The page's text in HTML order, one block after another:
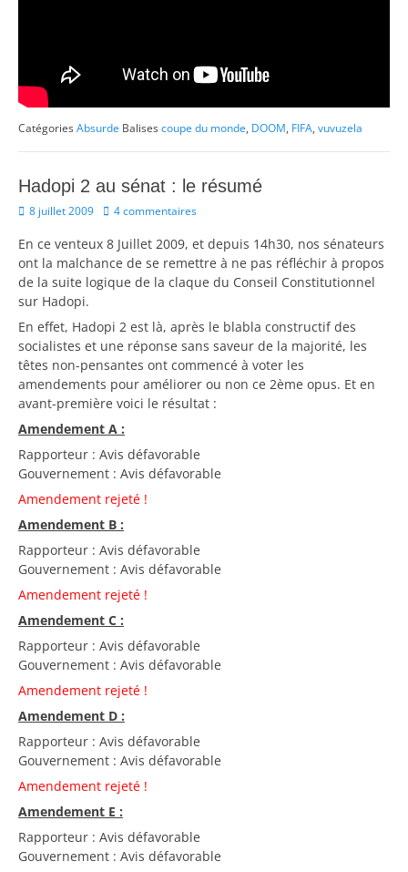
CatégoriesAbsurde Balisescoupe du monde, DOOM, FIFA, vuvuzela
Hadopi 2 au sénat : le résumé
Posted
8 juillet 2009 4 commentaires
En ce venteux 8 Juillet 2009, et depuis 14h30, nos sénateurs
ont la malchance de se remettre à ne pas réfléchir à propos
de la suite logique de la claque du Conseil Constitutionnel
sur Hadopi.
En effet, Hadopi 2 est là, après le blabla constructif des
socialistes et une réponse sans saveur de la majorité, les
têtes non-pensantes ont commencé à voter les
amendements pour améliorer ou non ce 2ème opus. Et en
avant-première voici le résultat :
Amendement A :
Rapporteur : Avis défavorable
Gouvernement : Avis défavorable
Amendement rejeté !
Amendement B :
Rapporteur : Avis défavorable
Gouvernement : Avis défavorable
Amendement rejeté !
Amendement C :
Rapporteur : Avis défavorable
Gouvernement : Avis défavorable
Amendement rejeté !
Amendement D :
Rapporteur : Avis défavorable
Gouvernement : Avis défavorable
Amendement rejeté !
Amendement E :
Rapporteur : Avis défavorable
Gouvernement : Avis défavorable